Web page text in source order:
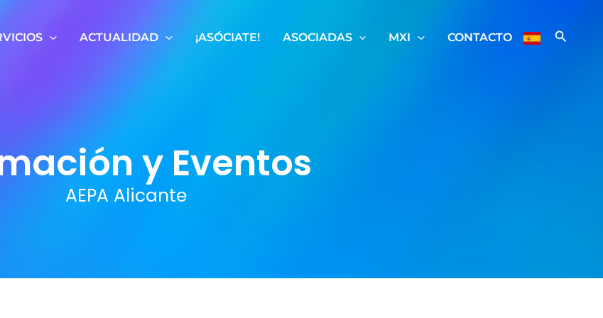
ACTUALIDAD ¡ASÓCIATE! ASOCIADAS MXI CONTACTO
y Eventos
AEPA Alicante